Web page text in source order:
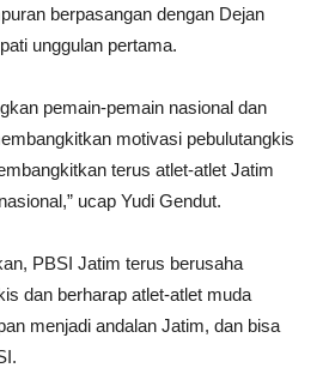
berpasangan dengan Dejan
unggulan pertama.
pemain-pemain nasional dan
motivasi pebulutangkis
terus atlet-atlet Jatim
ucap Yudi Gendut.
PBSI Jatim terus berusaha
dan berharap atlet-atlet muda
menjadi andalan Jatim, dan bisa